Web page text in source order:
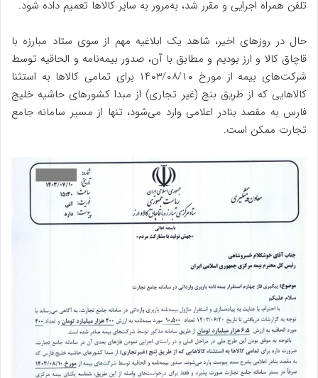
تلفن همراه اجرایی و مقرر شد، به‌مرور به سایر کالاها تعمیم داده شود.
حال در روزهای اخیر، شاهد یک ابلاغیه مهم از سوی ستاد مبارزه با
قاچاق کالا و ارز بودیم و مطابق با آن، صدور بیمه‌نامه و الحاقیه توسط
شرکت‌های بیمه از مورخ ۱۰/‏۰۸/‏۱۴۰۳‬ برای تمامی کالاها به استثنا
کالاهایی که از طریق بنج (غیر تجاری) از مبدا کشورهای حاشیه خلیج
فارس به مقصد بنادر اعلامی وارد می‌شود، تنها از مسیر سامانه جامع
تجارت ممکن است.